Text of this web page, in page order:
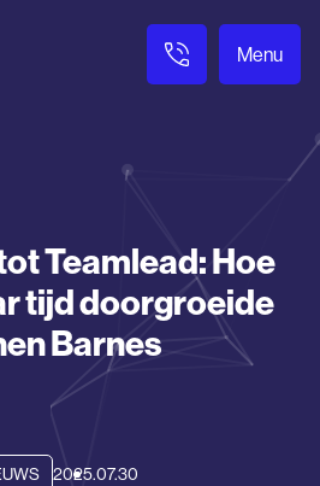
Menu
Teamlead: Hoe
tijd doorgroeide
Barnes
2025.07.30